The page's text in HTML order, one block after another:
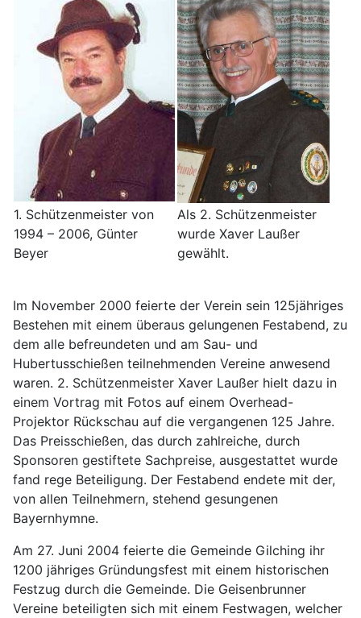
1. Schützenmeister von
1994 – 2006, Günter
Beyer
Als 2. Schützenmeister
wurde Xaver Laußer
gewählt.
Im November 2000 feierte der Verein sein 125jähriges
Bestehen mit einem überaus gelungenen Festabend, zu
dem alle befreundeten und am Sau- und
Hubertusschießen teilnehmenden Vereine anwesend
waren. 2. Schützenmeister Xaver Laußer hielt dazu in
einem Vortrag mit Fotos auf einem Overhead-
Projektor Rückschau auf die vergangenen 125 Jahre.
Das Preisschießen, das durch zahlreiche, durch
Sponsoren gestiftete Sachpreise, ausgestattet wurde
fand rege Beteiligung. Der Festabend endete mit der,
von allen Teilnehmern, stehend gesungenen
Bayernhymne.
Am 27. Juni 2004 feierte die Gemeinde Gilching ihr
1200 jähriges Gründungsfest mit einem historischen
Festzug durch die Gemeinde. Die Geisenbrunner
Vereine beteiligten sich mit einem Festwagen, welcher